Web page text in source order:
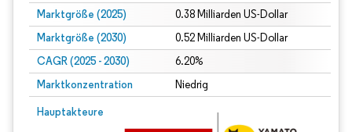
Marktgröße (2025) 0.38 Milliarden US-Dollar
Marktgröße (2030) 0.52 Milliarden US-Dollar
CAGR (2025 - 2030) 6.20%
Marktkonzentration Niedrig
Hauptakteure